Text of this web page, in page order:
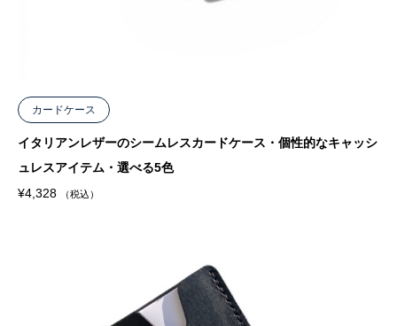
カードケース
イタリアンレザーのシームレスカードケース・個性的なキャッシ
ュレスアイテム・選べる5色
¥4,328 （税込）